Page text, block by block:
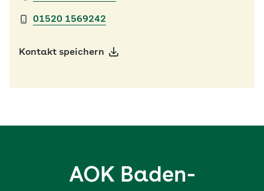
01520 1569242
Kontakt speichern
AOK Baden-